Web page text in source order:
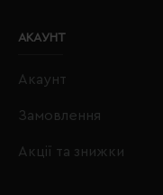
АКАУНТ
Акаунт
Замовлення
Акції та знижки